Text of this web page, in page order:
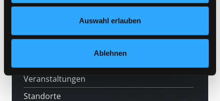
Auswahl erlauben
Ablehnen
Angebote
Veranstaltungen
Standorte